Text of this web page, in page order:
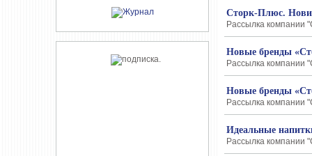
Сторк-Плюс.
Рассылка компании
Новые бренды
Рассылка компании
Новые бренды
Рассылка компании
Идеальные
Рассылка компании